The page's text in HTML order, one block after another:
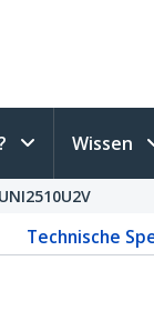
Wissen
UNI2510U2V
Technische